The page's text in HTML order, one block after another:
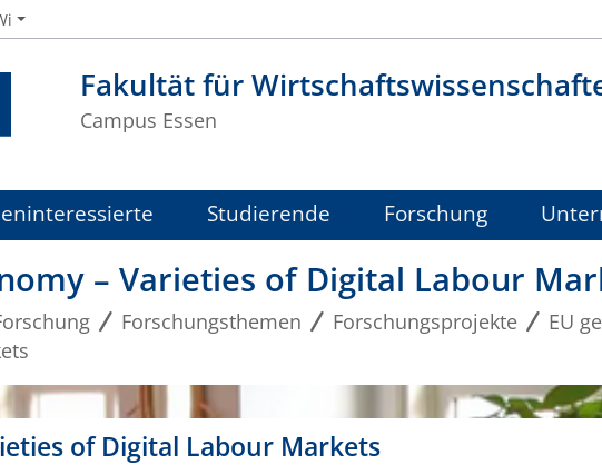
Fakultät für
Campus Essen
Studierende Forschung
– Varieties of Digital Labour
Forschungsthemen Forschungsprojekte EU
of Digital Labour Markets